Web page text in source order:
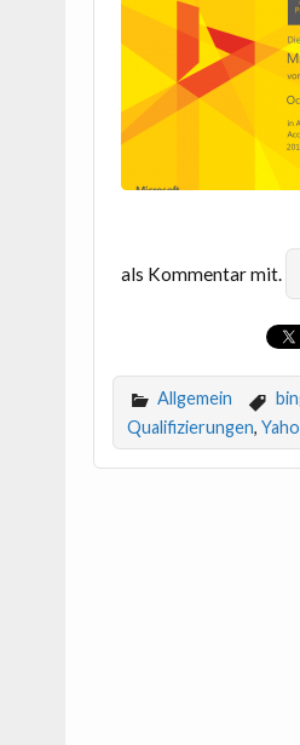
als Kommentar mit.
Allgemein
Qualifizierungen,